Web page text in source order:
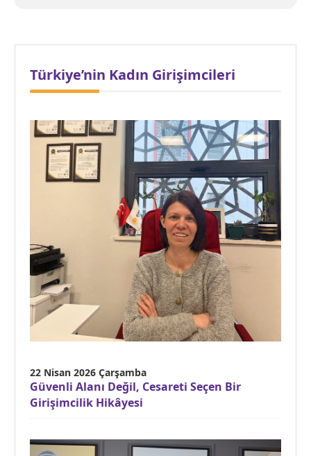
Türkiye’nin Kadın Girişimcileri
22 Nisan 2026 Çarşamba
Güvenli Alanı Değil, Cesareti Seçen Bir
Girişimcilik Hikâyesi